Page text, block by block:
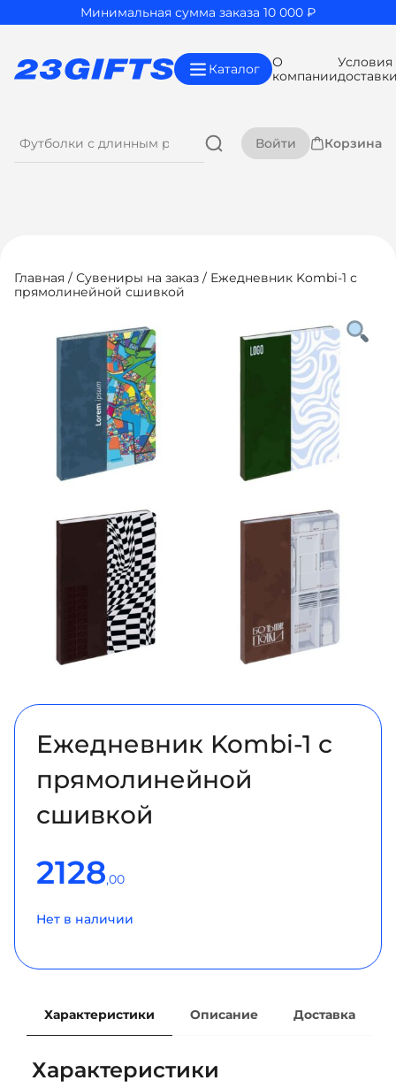
Минимальная сумма заказа 10 000 ₽
Каталог
О
компании
Условия
Войти Корзина
Главная / Сувениры на заказ / Ежедневник Kombi-1 с
прямолинейной сшивкой
Ежедневник Kombi-1 с
прямолинейной
сшивкой
2128,00
Нет в наличии
Характеристики Описание Доставка
Характеристики